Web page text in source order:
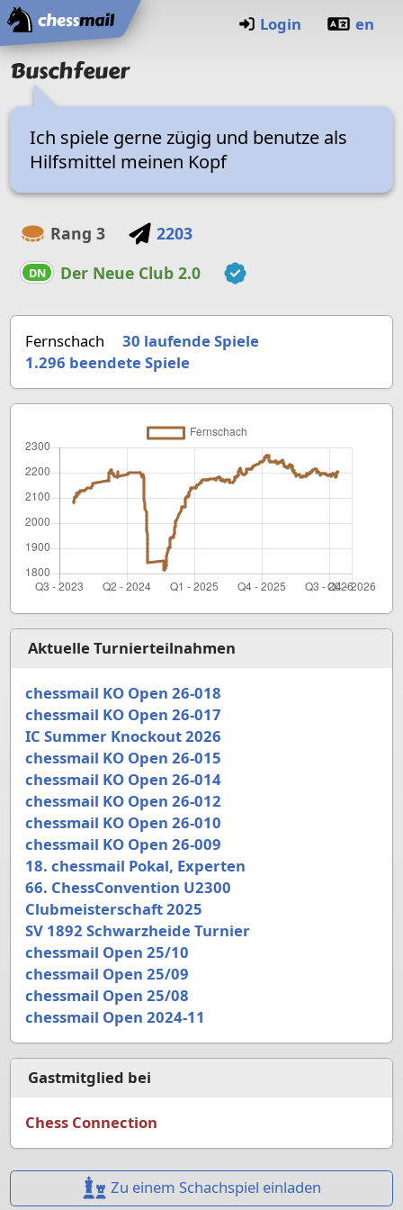
Startseite
Login en
Buschfeuer
Ich spiele gerne zügig und benutze als
Hilfsmittel meinen Kopf
Rang 3 2203
DN Der Neue Club 2.0
Fernschach
30 laufende Spiele
1.296 beendete Spiele
Aktuelle Turnierteilnahmen
chessmail KO Open 26-018
chessmail KO Open 26-017
IC Summer Knockout 2026
chessmail KO Open 26-015
chessmail KO Open 26-014
chessmail KO Open 26-012
chessmail KO Open 26-010
chessmail KO Open 26-009
18. chessmail Pokal, Experten
66. ChessConvention U2300
Clubmeisterschaft 2025
SV 1892 Schwarzheide Turnier
chessmail Open 25/10
chessmail Open 25/09
chessmail Open 25/08
chessmail Open 2024-11
Gastmitglied bei
Chess Connection
Zu einem Schachspiel einladen